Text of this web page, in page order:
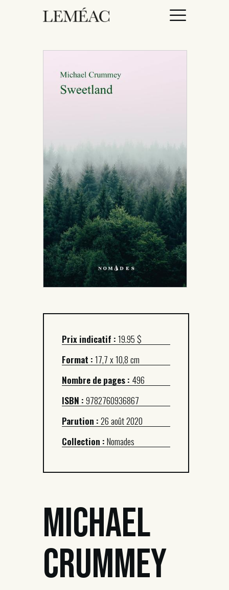
ACCUEIL
AUTEURICES
DROITS / RIGHTS
À PROPOS
Prix indicatif :19.95 $
Format :17,7 x 10,8 cm
Nombre de pages : 496
ISBN :9782760936867
Parution :26 août 2020
Collection :Nomades
Michael
Crummey